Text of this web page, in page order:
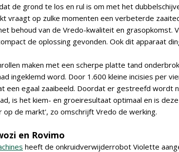
de grond te los en rul is om met het
vraagt op zulke momenten een verbeterde
behoud van de Vredo-kwaliteit en grasopkomst.
de oplossing gevonden. Ook dit apparaat
maken met een scherpe platte tand
ingeklemd word. Door 1.600 kleine incisies per
een egaal zaaibeeld. Doordat er gestreefd wordt
is het kiem- en groeiresultaat optimaal en is
op de markt', zo omschrijft Vredo de werking.
en Rovimo
heeft de onkruidverwijderrobot Violette